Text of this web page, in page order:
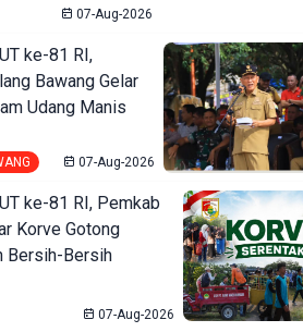
07-Aug-2026
ke-81 RI,
Bawang Gelar
Udang Manis
07-Aug-2026
ke-81 RI, Pemkab
Korve Gotong
Bersih-Bersih
07-Aug-2026